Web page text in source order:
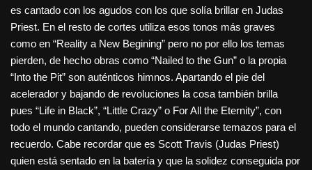
es cantado con los agudos con los que solía brillar en Judas
Priest. En el resto de cortes utiliza esos tonos más graves
como en “Reality a New Begining” pero no por ello los temas
pierden, de hecho obras como “Nailed to the Gun” o la propia
“Into the Pit” son auténticos himnos. Apartando el pie del
acelerador y bajando de revoluciones la cosa también brilla
pues “Life in Black”, “Little Crazy” o For All the Eternity”, con
todo el mundo cantando, pueden considerarse temazos para el
recuerdo. Cabe recordar que es Scott Travis (Judas Priest)
quien está sentado en la batería y que la solidez conseguida por